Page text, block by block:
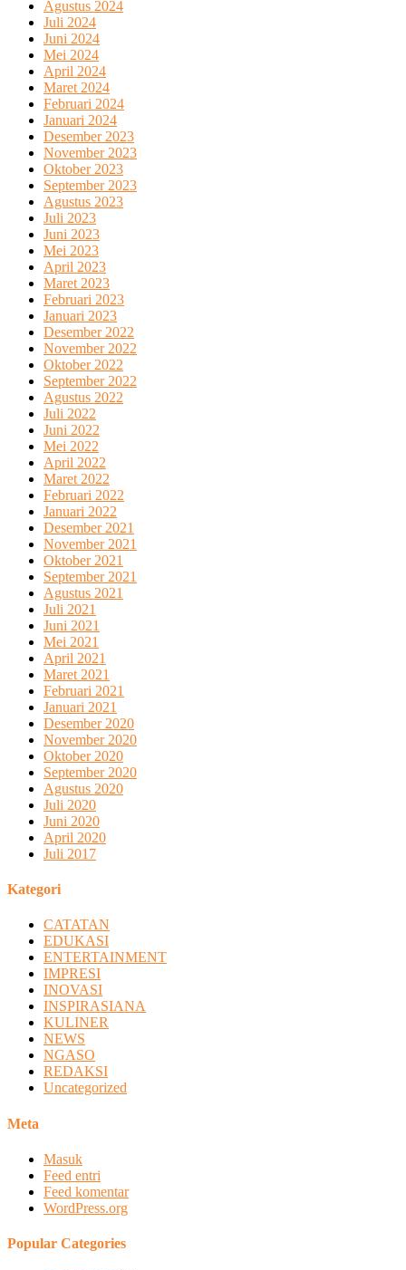
Agustus 2024
Juli 2024
Juni 2024
Mei 2024
April 2024
Maret 2024
Februari 2024
Januari 2024
Desember 2023
November 2023
Oktober 2023
September 2023
Agustus 2023
Juli 2023
Juni 2023
Mei 2023
April 2023
Maret 2023
Februari 2023
Januari 2023
Desember 2022
November 2022
Oktober 2022
September 2022
Agustus 2022
Juli 2022
Juni 2022
Mei 2022
April 2022
Maret 2022
Februari 2022
Januari 2022
Desember 2021
November 2021
Oktober 2021
September 2021
Agustus 2021
Juli 2021
Juni 2021
Mei 2021
April 2021
Maret 2021
Februari 2021
Januari 2021
Desember 2020
November 2020
Oktober 2020
September 2020
Agustus 2020
Juli 2020
Juni 2020
April 2020
Juli 2017
Kategori
CATATAN
EDUKASI
ENTERTAINMENT
IMPRESI
INOVASI
INSPIRASIANA
KULINER
NEWS
NGASO
REDAKSI
Uncategorized
Meta
Masuk
Feed entri
Feed komentar
WordPress.org
Popular Categories